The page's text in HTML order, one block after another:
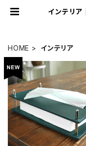
インテリ
HOME インテリア